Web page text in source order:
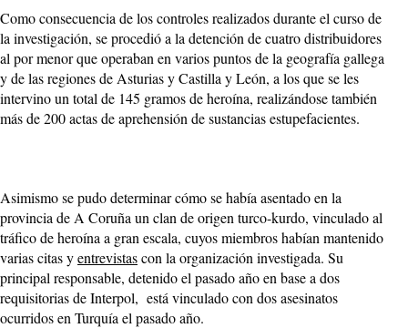
Como consecuencia de los controles realizados durante el curso de
la investigación, se procedió a la detención de cuatro distribuidores
al por menor que operaban en varios puntos de la geografía gallega
y de las regiones de Asturias y Castilla y León, a los que se les
intervino un total de 145 gramos de heroína, realizándose también
más de 200 actas de aprehensión de sustancias estupefacientes.
Asimismo se pudo determinar cómo se había asentado en la
provincia de A Coruña un clan de origen turco-kurdo, vinculado al
tráfico de heroína a gran escala, cuyos miembros habían mantenido
varias citas yentrevistascon la organización investigada. Su
principal responsable, detenido el pasado año en base a dos
requisitorias de Interpol, está vinculado con dos asesinatos
ocurridos en Turquía el pasado año.